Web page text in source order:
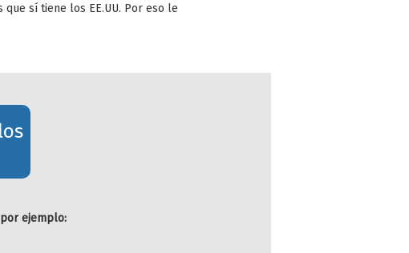
sí tiene los EE.UU. Por eso le
ejemplo: